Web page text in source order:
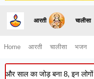
आरती चालीसा
Home आरती चालीसा भजन
का जोड़ बना 8, इन लोगों की